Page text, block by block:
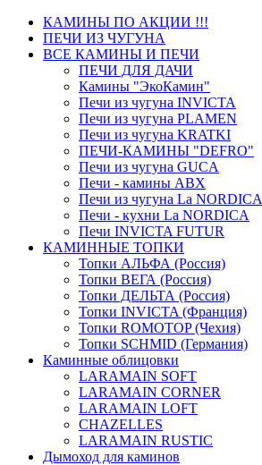
КАМИНЫ ПО АКЦИИ !!!
ПЕЧИ ИЗ ЧУГУНА
ВСЕ КАМИНЫ И ПЕЧИ
ПЕЧИ ДЛЯ ДАЧИ
Камины "ЭкоКамин"
Печи из чугуна INVICTA
Печи из чугуна PLAMEN
Печи из чугуна KRATKI
ПЕЧИ-КАМИНЫ "DEFRO"
Печи из чугуна GUCA
Печи - камины ABX
Печи из чугуна La NORDICA
Печи - кухни La NORDICA
Печи INVICTA FUTUR
КАМИННЫЕ ТОПКИ
Топки АЛЬФА (Россия)
Топки ВЕГА (Россия)
Топки ДЕЛЬТА (Россия)
Топки INVICTA (Франция)
Топки ROMOTOP (Чехия)
Топки SCHMID (Германия)
Каминные облицовки
LARAMAIN SOFT
LARAMAIN CORNER
LARAMAIN LOFT
CHAZELLES
LARAMAIN RUSTIC
Дымоход для каминов